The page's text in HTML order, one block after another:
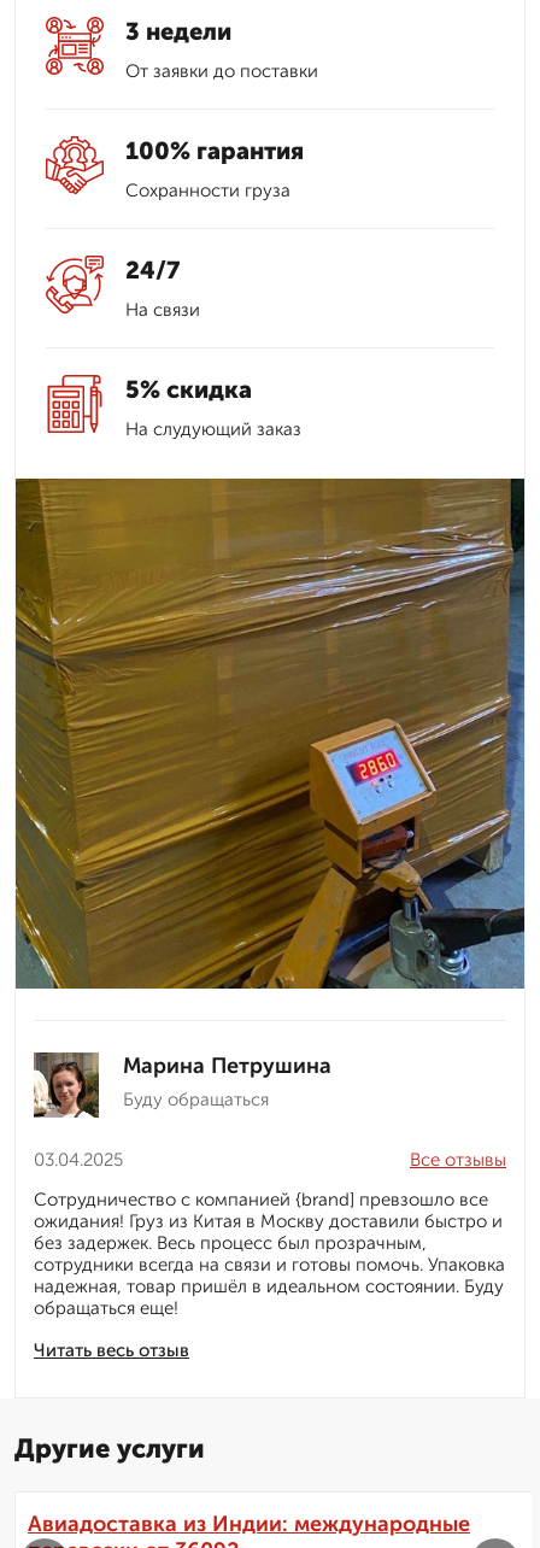
3 недели
От заявки до поставки
100% гарантия
Сохранности груза
24/7
На связи
5% скидка
На слудующий заказ
Марина Петрушина
Буду обращаться
03.04.2025
Читать весь отзыв
Все отзывы
Сотрудничество с компанией {brand] превзошло все
ожидания! Груз из Китая в Москву доставили быстро и
без задержек. Весь процесс был прозрачным,
сотрудники всегда на связи и готовы помочь. Упаковка
надежная, товар пришёл в идеальном состоянии. Буду
обращаться еще!
Другие услуги
Авиадоставка из Индии: международные